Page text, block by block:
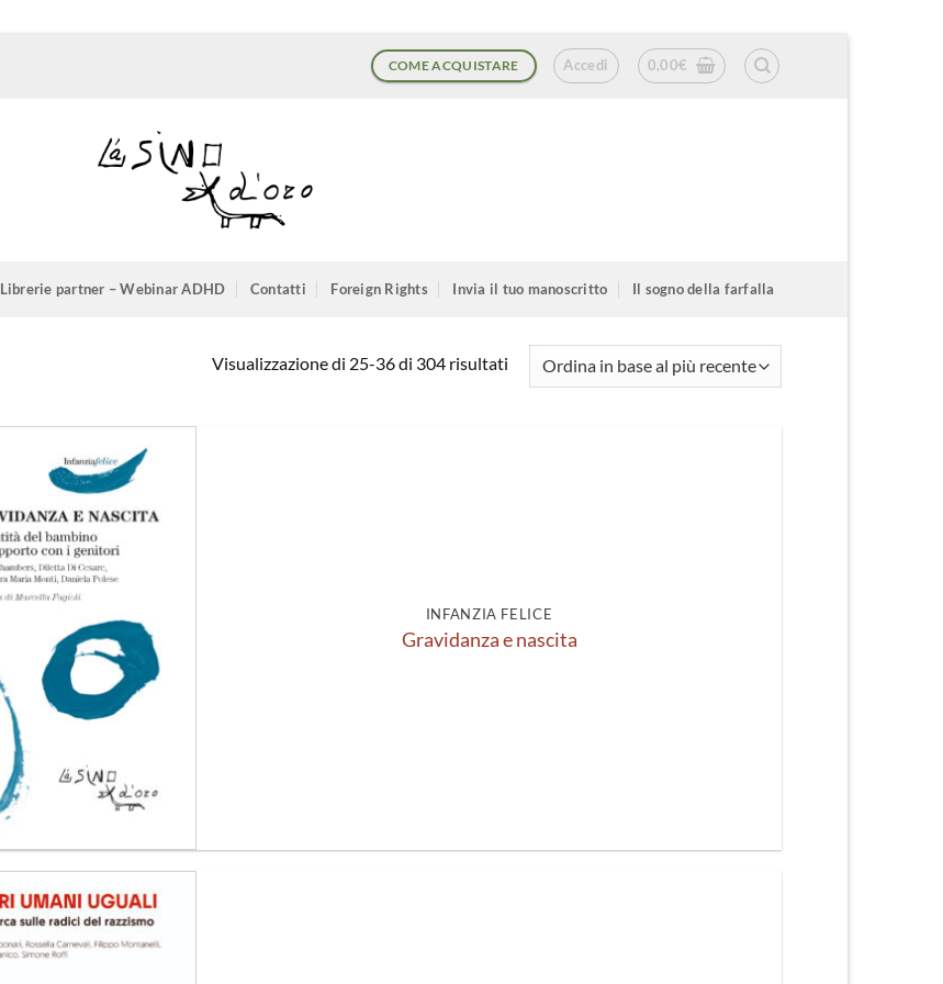
COME ACQUISTARE Accedi 0,00€
Librerie partner – Webinar ADHD Contatti Foreign Rights Invia il tuo manoscritto Il sogno della farfalla
Visualizzazione di 25-36 di 304 risultatiOrdina
Aggiungi
dei
INFANZIA FELICE
Gravidanza e nascita
Aggiungi
alla lista